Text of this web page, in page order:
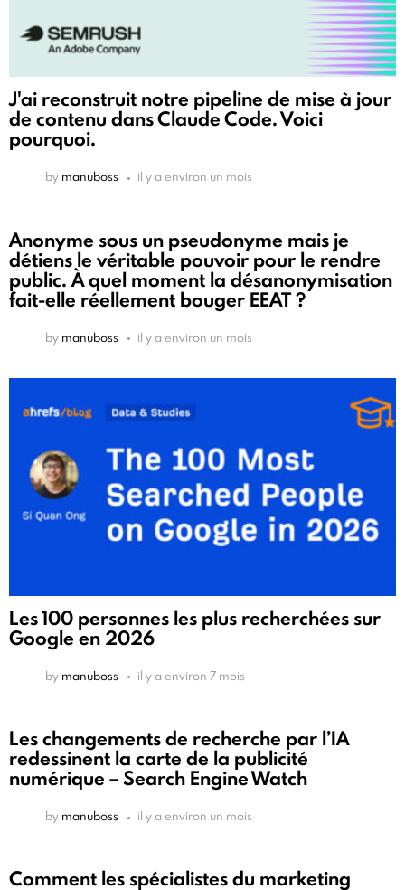
J'ai reconstruit notre pipeline de mise à jour
de contenu dans Claude Code. Voici
pourquoi.
by manuboss il y a environ un mois
Anonyme sous un pseudonyme mais je
détiens le véritable pouvoir pour le rendre
public. À quel moment la désanonymisation
fait-elle réellement bouger EEAT ?
by manuboss il y a environ un mois
Les 100 personnes les plus recherchées sur
Google en 2026
by manuboss il y a environ 7 mois
Les changements de recherche par l’IA
redessinent la carte de la publicité
numérique – Search Engine Watch
by manuboss il y a environ un mois
Comment les spécialistes du marketing